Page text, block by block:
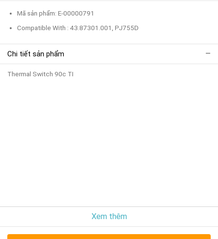
Mã sản phẩm: E-00000791
Compatible With : 43.87301.001, PJ755D
Chi tiết sản phẩm
Thermal Switch 90c TI
Xem thêm